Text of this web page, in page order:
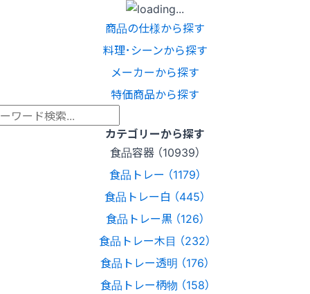
商品の仕様から探す
料理･シーンから探す
メーカーから探す
特価商品から探す
カテゴリーから探す
食品容器 （10939）
食品トレー （1179）
食品トレー白 （445）
食品トレー黒 （126）
食品トレー木目 （232）
食品トレー透明 （176）
食品トレー柄物 （158）